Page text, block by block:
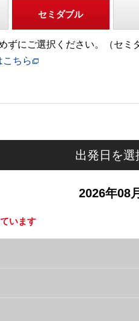
セミダブル
ずにご選択ください。（セミ
ちら
出発日を選
2026年08月
います